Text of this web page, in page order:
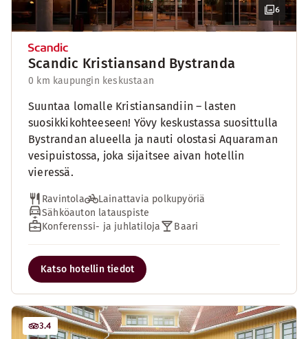
6
Scandic Kristiansand Bystranda
0 km kaupungin keskustaan
Suuntaa lomalle Kristiansandiin – lasten
suosikkikohteeseen! Yövy keskustassa suosittulla
Bystrandan alueella ja nauti olostasi Aquaraman
vesipuistossa, joka sijaitsee aivan hotellin
vieressä.
Ravintola
Lainattavia polkupyöriä
Sähköauton latauspiste
Konferenssi- ja juhlatiloja
Baari
Katso hotellin tiedot
3.4